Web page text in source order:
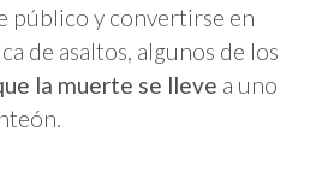
público y convertirse en
de asaltos, algunos de los
la muerte se lleve a uno